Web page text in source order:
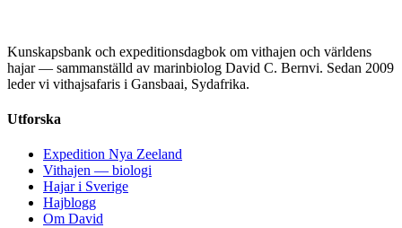
Kunskapsbank och expeditionsdagbok om vithajen och världens
hajar — sammanställd av marinbiolog David C. Bernvi. Sedan 2009
leder vi vithajsafaris i Gansbaai, Sydafrika.
Utforska
Expedition Nya Zeeland
Vithajen — biologi
Hajar i Sverige
Hajblogg
Om David